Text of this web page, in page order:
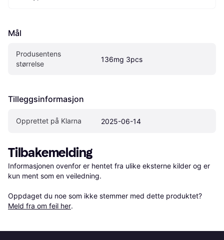
Mål
Produsentens
størrelse
136mg 3pcs
Tilleggsinformasjon
Opprettet på Klarna 2025-06-14
Tilbakemelding
Informasjonen ovenfor er hentet fra ulike eksterne kilder og er
kun ment som en veiledning.
Oppdaget du noe som ikke stemmer med dette produktet?
Meld fra om feil her.